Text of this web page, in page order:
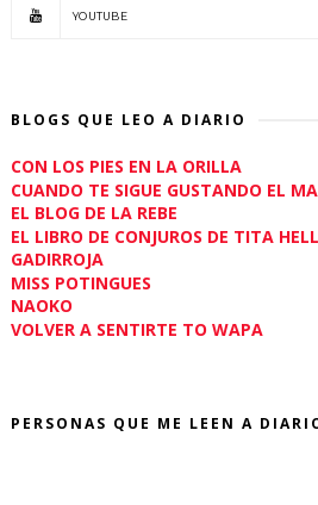
YOUTUBE
BLOGS QUE LEO A DIARIO
CON LOS PIES EN LA ORILLA
CUANDO TE SIGUE GUSTANDO EL
EL BLOG DE LA REBE
EL LIBRO DE CONJUROS DE TITA
GADIRROJA
MISS POTINGUES
NAOKO
VOLVER A SENTIRTE TO WAPA
PERSONAS QUE ME LEEN A